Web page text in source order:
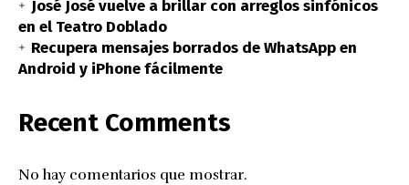
José José vuelve a brillar con arreglos sinfónicos
en el Teatro Doblado
Recupera mensajes borrados de WhatsApp en
Android y iPhone fácilmente
Recent Comments
No hay comentarios que mostrar.